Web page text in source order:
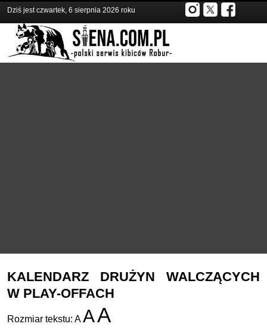
Dziś jest czwartek, 6 sierpnia 2026 roku
KALENDARZ DRUŻYN WALCZĄCYCH
W PLAY-OFFACH
Rozmiar tekstu: A AA